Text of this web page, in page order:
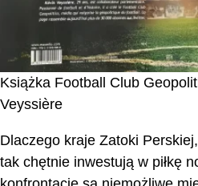
Książka Football Club
Veyssière
Dlaczego kraje Zatoki
tak chętnie inwestują w piłkę